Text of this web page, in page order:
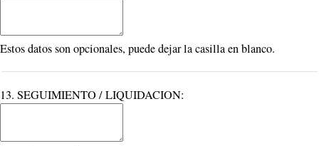
Estos datos son opcionales, puede dejar la casilla en blanco.
13. SEGUIMIENTO / LIQUIDACION: